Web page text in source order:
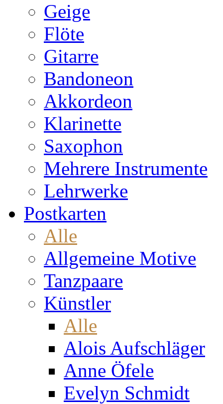
Geige
Flöte
Gitarre
Bandoneon
Akkordeon
Klarinette
Saxophon
Mehrere Instrumente
Lehrwerke
Postkarten
Alle
Allgemeine Motive
Tanzpaare
Künstler
Alle
Alois Aufschläger
Anne Öfele
Evelyn Schmidt